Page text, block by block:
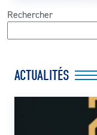
Rechercher
ACTUALITÉS